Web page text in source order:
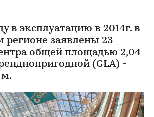
в эксплуатацию в 2014г. в
регионе заявлены 23
общей площадью 2,04
(GLA) -
м.